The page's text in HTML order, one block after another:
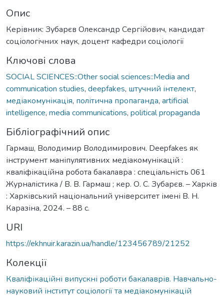
Опис
Керівник: Зубарєв Олександр Сергійович, кандидат
соціологічних наук, доцент кафедри соціології
Ключові слова
SOCIAL SCIENCES::Other social sciences::Media and
communication studies, deepfakes, штучний інтелект,
медіакомунікація, політична пропаганда, artificial
intelligence, media communications, political propaganda
Бібліографічний опис
Гармаш, Володимир Володимирович. Deepfakes як
інструмент маніпулятивних медіакомунікацій :
кваліфікаційна робота бакалавра : спеціальність 061
Журналістика / В. В. Гармаш ; кер. О. С. Зубарєв. – Харків
: Харківський національний університет імені В. Н.
Каразіна, 2024. – 88 с.
URI
https://ekhnuir.karazin.ua/handle/123456789/21252
Колекції
Кваліфікаційні випускні роботи бакалаврів. Навчально-
науковий інститут соціології та медіакомунікацій